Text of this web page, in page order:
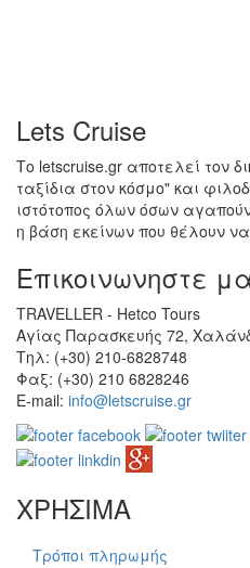
Lets Cruise
Το letscruise.gr αποτελεί τον
ταξίδια στον κόσμο" και
ιστότοπος όλων όσων
η βάση εκείνων που θέλουν
Επικοινωνηστε
TRAVELLER - Hetco Tours
Αγίας Παρασκευής 72,
Τηλ: (+30) 210-6828748
Φαξ: (+30) 210 6828246
E-mail: info@letscruise.gr
ΧΡΗΣΙΜΑ
Τρόποι πληρωμής